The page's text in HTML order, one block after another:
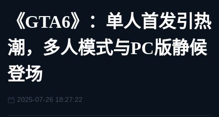
《GTA6》：单人首发引热
潮，多人模式与PC版静候
登场
2025-07-26 18:27:22